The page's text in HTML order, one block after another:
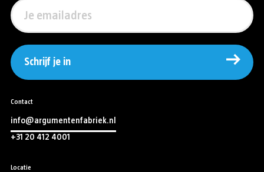
Schrijf je in
Contact
info@argumentenfabriek.nl
+31 20 412 4001
Locatie